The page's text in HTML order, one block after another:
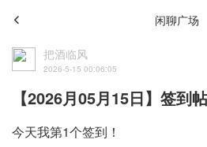
闲聊广场
把酒临风
2026-5-15 00:06:05
【2026月05月15日】签到帖
今天我第1个签到！